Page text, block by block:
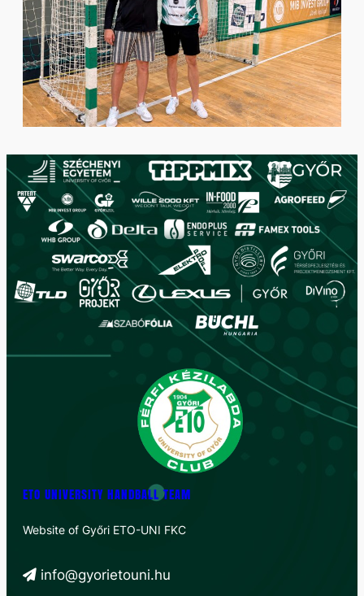
ETO UNIVERSITY HANDBALL TEAM
Website of Győri ETO-UNI FKC
info@gyorietouni.hu